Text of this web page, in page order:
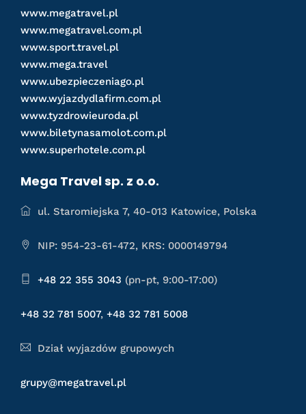
www.megatravel.pl
www.megatravel.com.pl
www.sport.travel.pl
www.mega.travel
www.ubezpieczeniago.pl
www.wyjazdydlafirm.com.pl
www.tyzdrowieuroda.pl
www.biletynasamolot.com.pl
www.superhotele.com.pl
Mega Travel sp. z o.o.
ul. Staromiejska 7, 40-013 Katowice, Polska
NIP: 954-23-61-472, KRS: 0000149794
+48 22 355 3043 (pn-pt, 9:00-17:00)
+48 32 781 5007, +48 32 781 5008
Dział wyjazdów grupowych
grupy@megatravel.pl